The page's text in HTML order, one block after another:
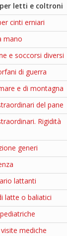
letti e coltroni
cinti erniari
mano
e soccorsi diversi
di guerra
e di montagna
del pane
Rigidità
generi
lattanti
latte o baliatici
mediche